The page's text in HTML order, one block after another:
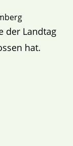
der Landtag
hat.